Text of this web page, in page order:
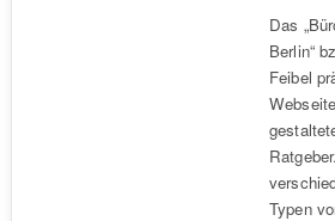
Das
Berlin“
Feibel
Typen